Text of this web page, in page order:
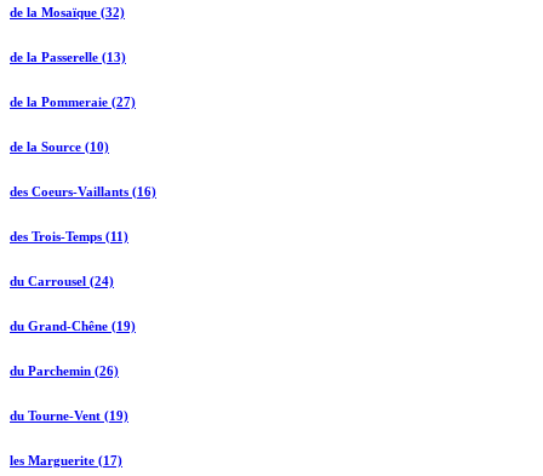
de la Mosaïque (32)
de la Passerelle (13)
de la Pommeraie (27)
de la Source (10)
des Coeurs-Vaillants (16)
des Trois-Temps (11)
du Carrousel (24)
du Grand-Chêne (19)
du Parchemin (26)
du Tourne-Vent (19)
les Marguerite (17)